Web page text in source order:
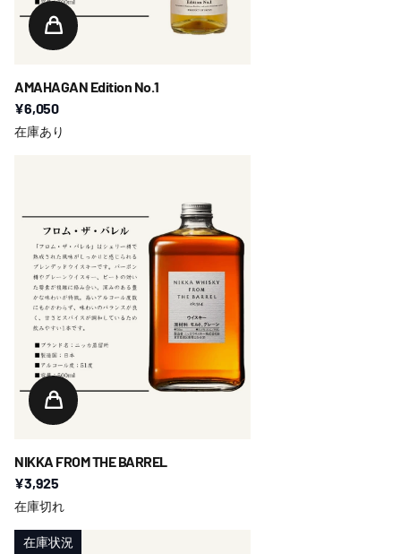
AMAHAGAN Edition No.1
¥6,050
在庫あり
NIKKA FROM THE BARREL
¥3,925
在庫切れ
在庫状況